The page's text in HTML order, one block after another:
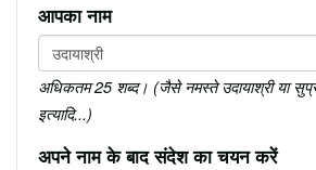
आपका नाम
अधिकतम 25 शब्द। (जैसे नमस्ते उदायाश्री या
इत्यादि...)
अपने नाम के बाद संदेश का चयन करें